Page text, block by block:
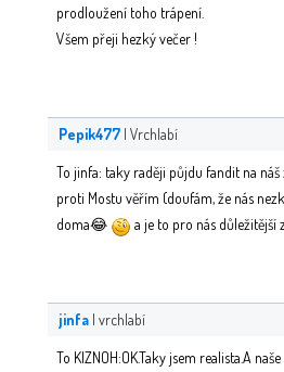
prodloužení toho trápení.
Všem přeji hezký večer !
Pepik477 | Vrchlabí
To jinfa: taky raději půjdu fandit na
proti Mostu věřím (doufám, že nás
doma😂
a je to pro nás důležitější
jinfa | vrchlabí
To KIZNOH:OK.Taky jsem realista.A